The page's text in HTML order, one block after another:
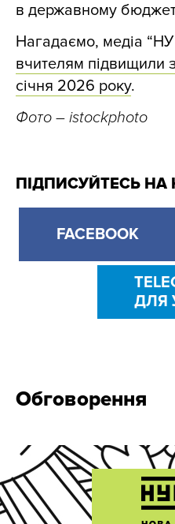
в державному
Нагадаємо, медіа
вчителям підвищили
січня 2026 року.
Фото – istockphoto
ПІДПИСУЙТЕСЬ НА
FACEBOOK
ДЛЯ
Обговорення